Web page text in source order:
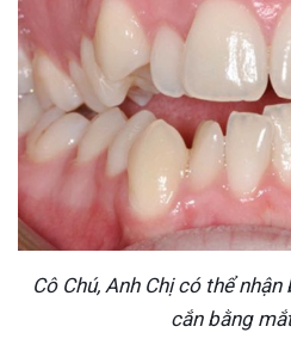
Cô Chú, Anh Chị có thể
cắn bằng